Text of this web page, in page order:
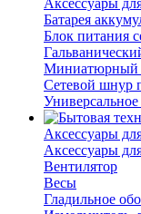
Аксессуары
Батарея
Блок питания
Миниатюрный
Сетевой шнур
Универсальное
Аксессуары
Аксессуары
Вентилятор
Весы
Гладильное